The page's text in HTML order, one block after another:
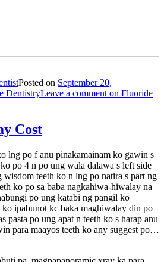
Posted on September 20,
DentistryLeave a commenton Fluoride
Cost
lng po f anu pinakamainam ko gawin s
po 4 n po ung wala dalawa s left side
wisdom teeth ko n lng po natira s part ng
ko po sa baba nagkahiwa-hiwalay na
po ung katabi ng pangil ko
ipabunot kc baka maghiwalay din po
pasta po ung apat n teeth ko s harap anu
para maayos teeth ko any suggest po…